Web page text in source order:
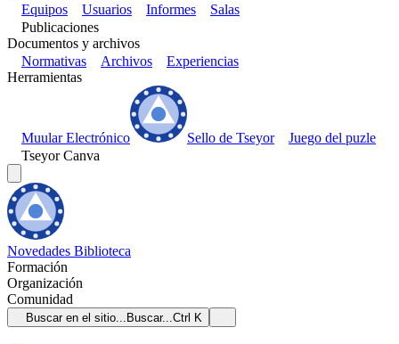
Equipos
Usuarios Informes
Salas
Publicaciones
Documentos y archivos
Normativas
Archivos
Experiencias
Herramientas
Muular Electrónico Sello de Tseyor
Juego del puzle
Tseyor Canva
Novedades Biblioteca
Formación
Organización
Comunidad
Buscar en el sitio... Buscar...Ctrl K